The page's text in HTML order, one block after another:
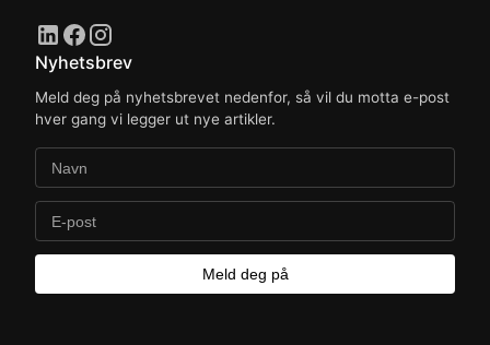
Nyhetsbrev
Meld deg på nyhetsbrevet nedenfor, så vil du motta e-post
hver gang vi legger ut nye artikler.
Meld deg på